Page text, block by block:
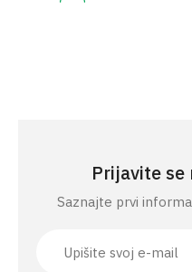
Prijavite se
Saznajte prvi